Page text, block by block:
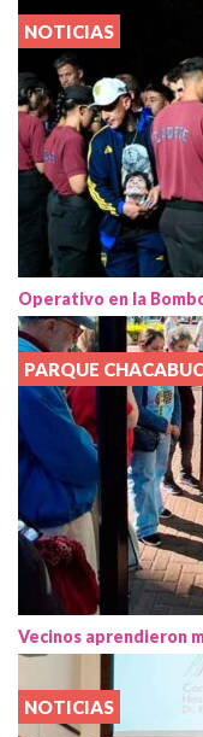
NOTICIAS
Operativo en la
PARQUE
Vecinos aprendieron
NOTICIAS